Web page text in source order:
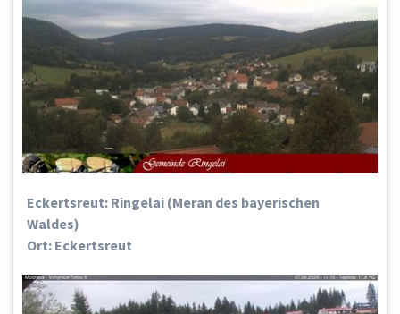
Eckertsreut: Ringelai (Meran des bayerischen
Waldes)
Ort: Eckertsreut